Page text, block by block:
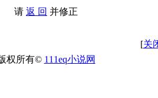
请 返 回 并修正
[关
权所有© 111eq小说网